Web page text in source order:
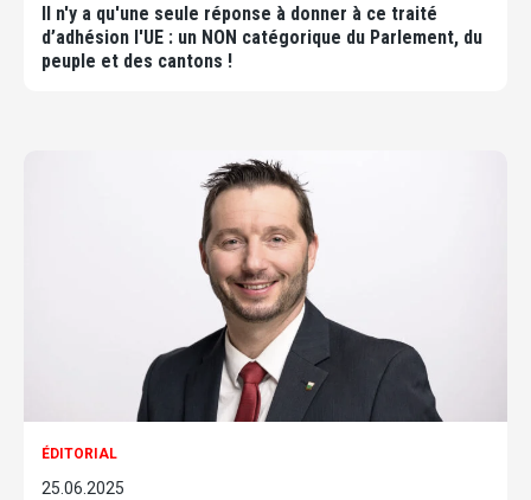
Il n'y a qu'une seule réponse à donner à ce traité
d’adhésion l'UE : un NON catégorique du Parlement, du
peuple et des cantons !
ÉDITORIAL
25.06.2025